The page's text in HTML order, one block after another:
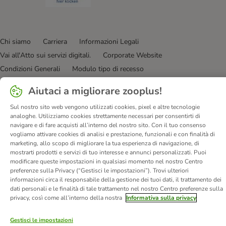
Chi siamo Carriera
Informazioni Legali
Vai all'Atto sui servizi digitali.
Corporate Website
Condizioni Generali
Modulo tipo di recesso
Disposizioni ambientali & smaltimento
Spese e tempi di consegna
Metodi di Pagamento
I clienti dicono di noi
Dichiarazione di accessibilità
© zooplus SE2026
Aiutaci a migliorare zooplus!
Sul nostro sito web vengono utilizzati cookies, pixel e altre tecnologie
analoghe. Utilizziamo cookies strettamente necessari per consentirti di
navigare e di fare acquisti all’interno del nostro sito. Con il tuo consenso
vogliamo attivare cookies di analisi e prestazione, funzionali e con finalità di
marketing, allo scopo di migliorare la tua esperienza di navigazione, di
mostrarti prodotti e servizi di tuo interesse e annunci personalizzati. Puoi
modificare queste impostazioni in qualsiasi momento nel nostro Centro
preferenze sulla Privacy (“Gestisci le impostazioni”). Trovi ulteriori
informazioni circa il responsabile della gestione dei tuoi dati, il trattamento dei
dati personali e le finalità di tale trattamento nel nostro Centro preferenze sulla
privacy, così come all’interno della nostra Informativa sulla privacy
Gestisci le impostazioni